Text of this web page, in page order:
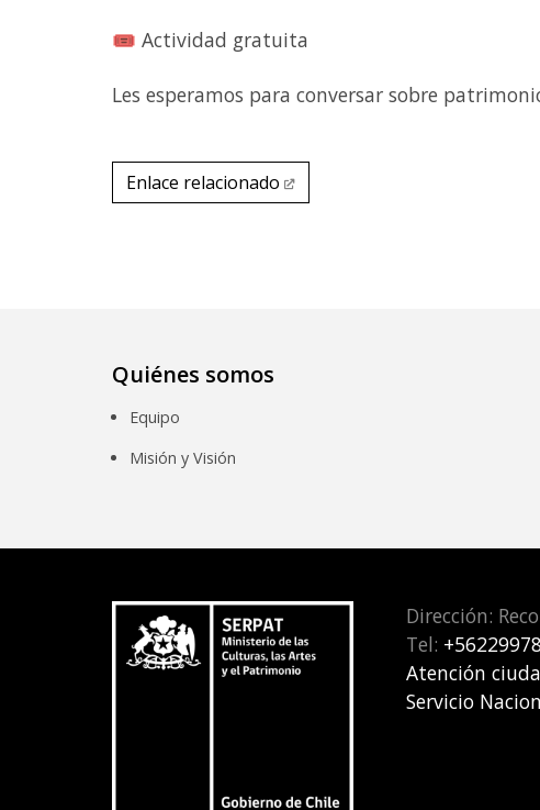
🎟 Actividad gratuita
Les esperamos para conversar sobre
Enlace relacionado Link video
Quiénes somos
Equipo
Misión y Visión
Dirección:
Tel:
Atención
Servicio